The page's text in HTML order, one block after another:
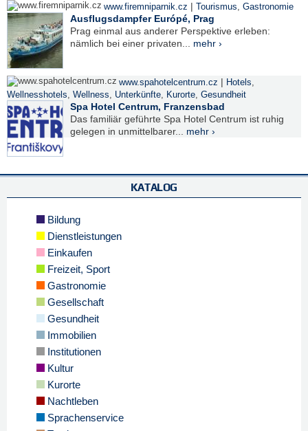
www.firemniparnik.cz | Tourismus, Gastronomie
Ausflugsdampfer Európé, Prag
Prag einmal aus anderer Perspektive erleben:
nämlich bei einer privaten... mehr ›
www.spahotelcentrum.cz | Hotels,
Wellnesshotels, Wellness, Unterkünfte, Kurorte, Gesundheit
Spa Hotel Centrum, Franzensbad
Das familiär geführte Spa Hotel Centrum ist ruhig
gelegen in unmittelbarer... mehr ›
KATALOG
Bildung
Dienstleistungen
Einkaufen
Freizeit, Sport
Gastronomie
Gesellschaft
Gesundheit
Immobilien
Institutionen
Kultur
Kurorte
Nachtleben
Sprachenservice